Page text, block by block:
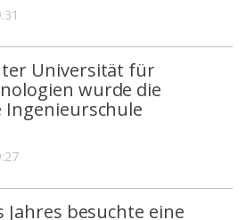
Universität für
wurde die
Jahres besuchte eine